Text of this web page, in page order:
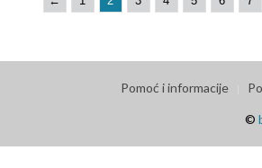
Pomoć i informacije
©